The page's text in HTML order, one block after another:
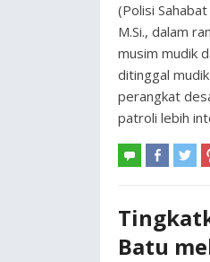
(Polisi
M.Si., dalam
musim mudik
ditinggal
perangkat
patroli lebih
Batu